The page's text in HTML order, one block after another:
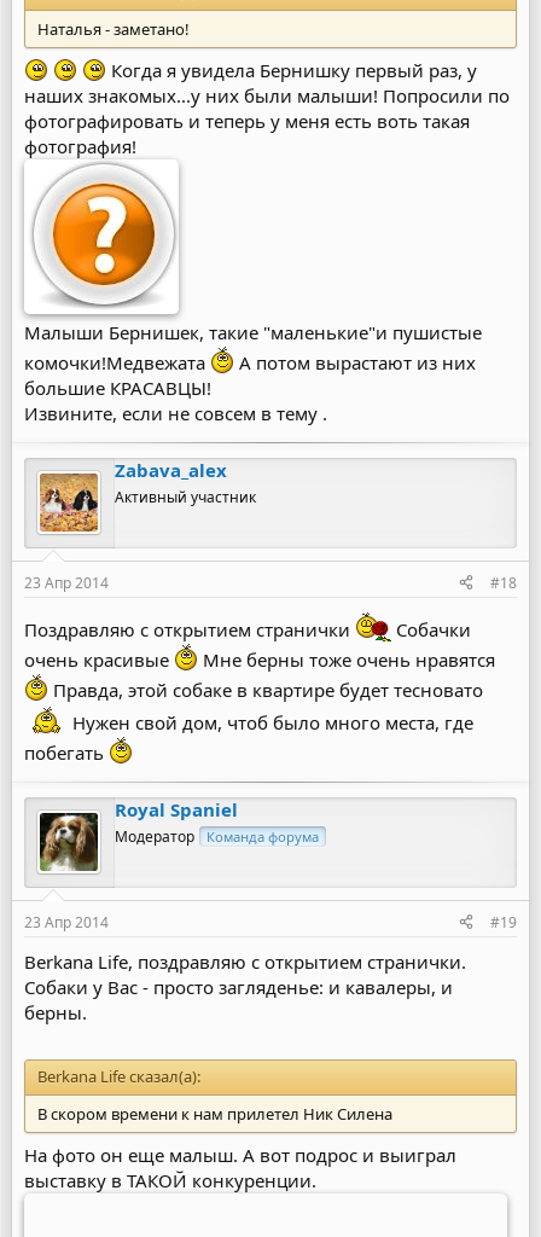
Наталья - заметано!
Когда я увидела Бернишку первый раз, у
наших знакомых...у них были малыши! Попросили по
фотографировать и теперь у меня есть воть такая
фотография!
Малыши Бернишек, такие "маленькие"и пушистые
комочки!Медвежата
А потом вырастают из них
большие КРАСАВЦЫ!
Извините, если не совсем в тему .
Zabava_alex
Активный участник
23 Апр 2014 #18
Поздравляю с открытием странички
Собачки
очень красивые
Мне берны тоже очень нравятся
Правда, этой собаке в квартире будет тесновато
Нужен свой дом, чтоб было много места, где
побегать
Royal Spaniel
Модератор Команда форума
23 Апр 2014 #19
Berkana Life, поздравляю с открытием странички.
Собаки у Вас - просто загляденье: и кавалеры, и
берны.
Berkana Life сказал(а):
В скором времени к нам прилетел Ник Силена
На фото он еще малыш. А вот подрос и выиграл
выставку в ТАКОЙ конкуренции.